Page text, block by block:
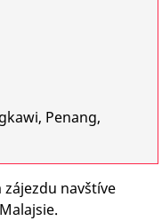
Penang,
navštíve